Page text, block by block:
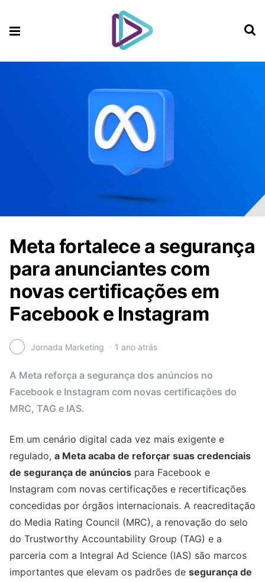
Meta fortalece a segurança
para anunciantes com
novas certificações em
Facebook e Instagram
Jornada Marketing 1 ano atrás
A Meta reforça a segurança dos anúncios no
Facebook e Instagram com novas certificações do
MRC, TAG e IAS.
Em um cenário digital cada vez mais exigente e
regulado, a Meta acaba de reforçar suas credenciais
de segurança de anúncios para Facebook e
Instagram com novas certificações e recertificações
concedidas por órgãos internacionais. A reacreditação
do Media Rating Council (MRC), a renovação do selo
do Trustworthy Accountability Group (TAG) e a
parceria com a Integral Ad Science (IAS) são marcos
importantes que elevam os padrões de segurança de